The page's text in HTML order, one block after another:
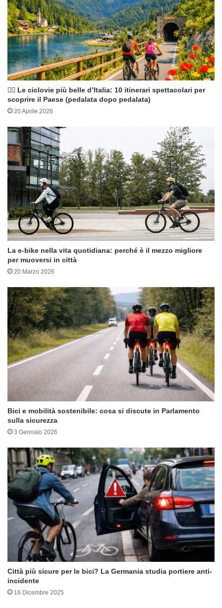
🚴‍♀️ Le ciclovie più belle d’Italia: 10 itinerari spettacolari per
scoprire il Paese (pedalata dopo pedalata)
20 Aprile 2026
La e-bike nella vita quotidiana: perché è il mezzo migliore
per muoversi in città
20 Marzo 2026
Bici e mobilità sostenibile: cosa si discute in Parlamento
sulla sicurezza
3 Gennaio 2026
Città più sicure per le bici? La Germania studia portiere anti-
incidente
16 Dicembre 2025